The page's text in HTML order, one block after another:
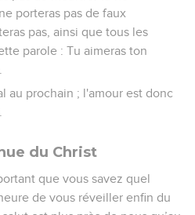
à leurs ancêtres.
Dieu à cause de sa
: C'est pourquoi je te louerai
à la gloire de ton nom.
réjouissez-vous avec son
!
le rejeton d'Isaï, il se lèvera pour
espéreront en lui.